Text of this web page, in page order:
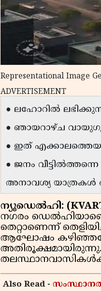
Representational Image
ADVERTISEMENT
● ലഹോറില്‍
● ഞായറാഴ്ച
● ഇത്
● ജനം
അനാവശ്യ യാത്രകള്‍
ന്യൂഡെല്‍ഹി:
നഗരം
തെറ്റാണെന്ന്
ആഘോഷം
Also Read -